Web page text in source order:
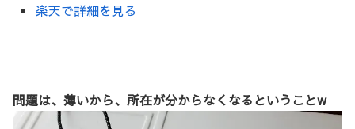
楽天で詳細を見る
問題は、薄いから、所在が分からなくなるということw